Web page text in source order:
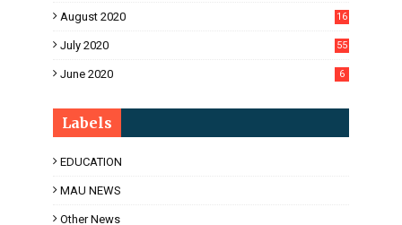
August 2020
16
July 2020 55
June 2020 6
Labels
EDUCATION
MAU NEWS
Other News